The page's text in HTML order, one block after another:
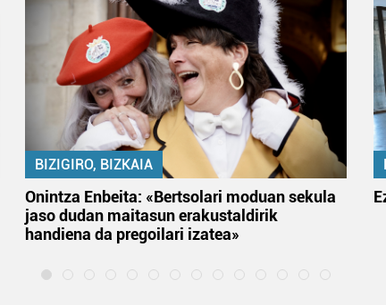
BIZIGIRO, BIZKAIA
Onintza Enbeita: «Bertsolari moduan sekula
jaso dudan maitasun erakustaldirik
handiena da pregoilari izatea»